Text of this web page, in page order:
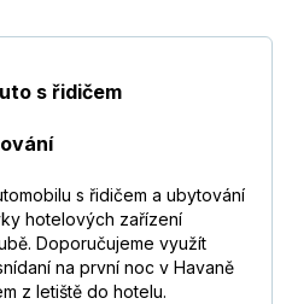
s řidičem
s řidičem a ubytování
hotelových zařízení
Doporučujeme využít
na první noc v Havaně
z letiště do hotelu.